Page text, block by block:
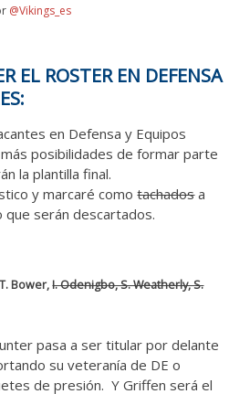
@Vikings_es
EL ROSTER EN DEFENSA
en Defensa y Equipos
posibilidades de formar parte
la plantilla final.
y marcaré comotachadosa
serán descartados.
Bower,I. Odenigbo, S. Weatherly, S.
pasa a ser titular por delante
su veteranía de DE o
de presión. Y Griffen será el